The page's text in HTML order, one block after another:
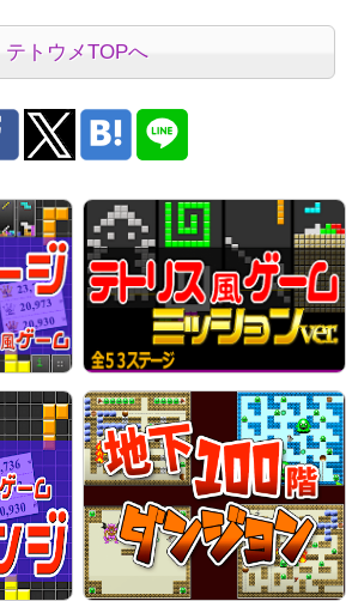
テトウメTOPへ